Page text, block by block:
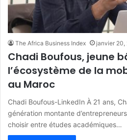
The Africa Business Index janvier 20,
Chadi Boufous, jeune
l’écosystème de la
au Maroc
Chadi Boufous-LinkedIn À 21 ans,
génération montante
choisir entre études académiques…